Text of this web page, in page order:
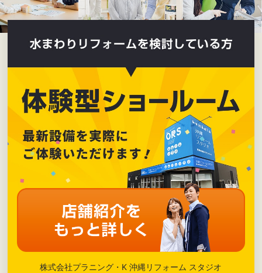
株式会社プラニング・K 沖縄リフォーム スタジオ